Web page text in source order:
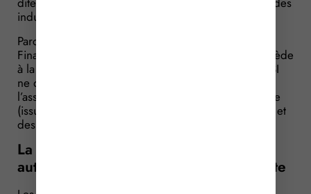
industriels et commerçants d’autre part.
Parce que ces régimes sont très similaires, la Loi de
Financement de la Sécurité Sociale pour 2017 procède
à la fusion de ces deux régimes, de sorte que le RSI
ne disposera désormais que de deux branches :
l’assurance maladie-maternité et l’assurance vieillesse
(issue de le fusion des régimes retraite des artisans et
des industriels et commerçants).
La pension d’invalidité ne cesse plus
automatiquement dès l’âge de la retraite